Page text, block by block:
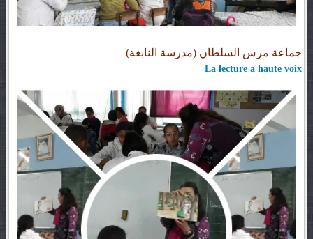
جماعة مرس السلطان (مدرسة النابغة)
La lecture a haute voix